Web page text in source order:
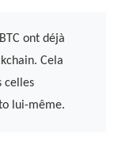
ont déjà
Cela
celles
lui-même.